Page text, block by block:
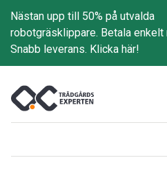
Nästan upp till 50% på utvalda
robotgräsklippare. Betala enkelt
Snabb leverans. Klicka här!